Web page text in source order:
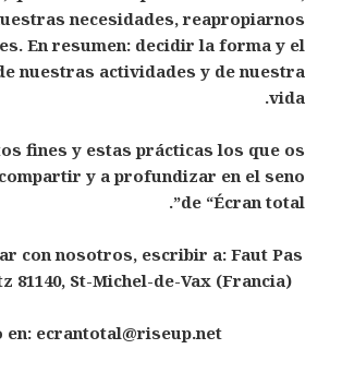
necesidades, reapropiarnos
En resumen: decidir la forma y el
nuestras actividades y de nuestra
vida.
fines y estas prácticas los que os
y a profundizar en el seno
de “Écran total”.
con nosotros, escribir a: Faut Pas
81140, St-Michel-de-Vax (Francia)
en: ecrantotal@riseup.net